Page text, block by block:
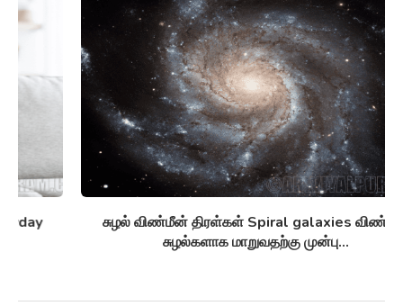
சுழல் விண்மீன் திரள்கள் Spiral galaxies விண்மீன்
சுழல்களாக மாறுவதற்கு முன்பு...